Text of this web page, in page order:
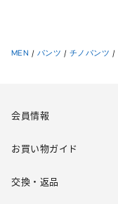
MEN / パンツ / チノパンツ /
会員情報
お買い物ガイド
交換・返品